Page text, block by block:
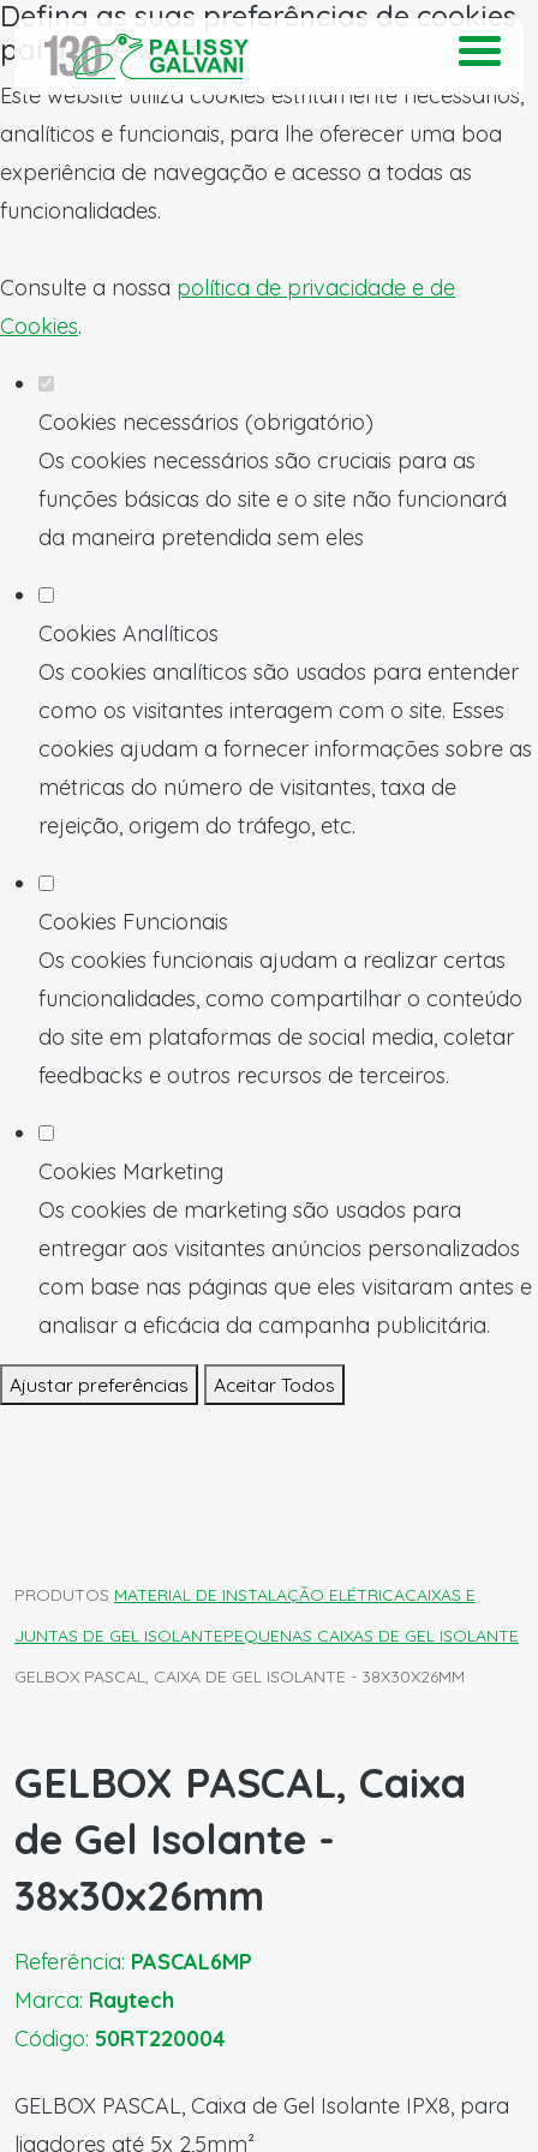
Defina as suas preferências de cookies
para este website.
Este website utiliza cookies estritamente necessários,
analíticos e funcionais, para lhe oferecer uma boa
experiência de navegação e acesso a todas as
funcionalidades.
Consulte a nossa política de privacidade e de
Cookies.
Cookies necessários (obrigatório)
Os cookies necessários são cruciais para as
funções básicas do site e o site não funcionará
da maneira pretendida sem eles
Cookies Analíticos
Os cookies analíticos são usados para entender
como os visitantes interagem com o site. Esses
cookies ajudam a fornecer informações sobre as
métricas do número de visitantes, taxa de
rejeição, origem do tráfego, etc.
Cookies Funcionais
Os cookies funcionais ajudam a realizar certas
funcionalidades, como compartilhar o conteúdo
do site em plataformas de social media, coletar
feedbacks e outros recursos de terceiros.
Cookies Marketing
Os cookies de marketing são usados para
entregar aos visitantes anúncios personalizados
com base nas páginas que eles visitaram antes e
analisar a eficácia da campanha publicitária.
Ajustar preferências Aceitar Todos
PRODUTOS MATERIAL DE INSTALAÇÃO ELÉTRICACAIXAS E
JUNTAS DE GEL ISOLANTEPEQUENAS CAIXAS DE GEL ISOLANTE
GELBOX PASCAL, CAIXA DE GEL ISOLANTE - 38X30X26MM
GELBOX PASCAL, Caixa
de Gel Isolante -
38x30x26mm
Referência: PASCAL6MP
Marca: Raytech
Código: 50RT220004
GELBOX PASCAL, Caixa de Gel Isolante IPX8, para
ligadores até 5x 2,5mm²